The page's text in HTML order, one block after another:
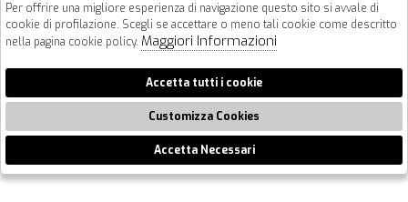
info@bigbagshoponline.it
follow us
2026 BigBag - P.iva : 00916940679 Powered by
🍪
Per offrire una migliore esperienza di navigazione questo sito si avvale di
cookie di profilazione. Scegli se accettare o meno tali cookie come descritto
nella pagina cookie policy. Maggiori Informazioni
Accetta tutti i cookie
Customizza Cookies
Accetta Necessari